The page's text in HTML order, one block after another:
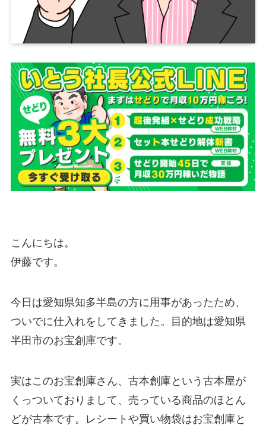
こんにちは。
伊藤です。
今日は愛知県知多半島の方に用事があったため、
ついでに仕入れをしてきました。目的地は愛知県
半田市のお宝創庫です。
実はこのお宝創庫さん、古本創庫という古本屋が
くっついておりまして、売っている商品のほとん
どが古本です。レシートや買い物袋はお宝創庫と